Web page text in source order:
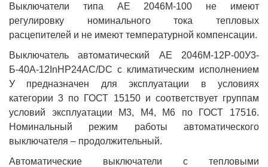
Выключатели типа АЕ 2046М-100 не имеют
регулировку номинального тока тепловых
расцепителей и не имеют температурной компенсации.
Выключатель автоматический АЕ 2046М-12Р-00У3-
Б-40А-12InНР24AC/DC с климатическим исполнением
У предназначен для эксплуатации в условиях
категории 3 по ГОСТ 15150 и соответствует группам
условий эксплуатации М3, М4, М6 по ГОСТ 17516.
Номинальный режим работы автоматического
выключателя – продолжительный.
Автоматические выключатели с тепловыми